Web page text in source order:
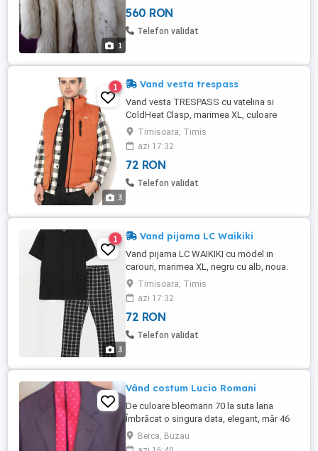
1
560 RON
Telefon validat
3
1 Vand vesta trespass
Vand vesta TRESPASS cu vatelina si
ColdHeat Clasp, marimea XL, culoare
portocaliu stins, nou-nouta. Pret 72 ron,
negociabil. Tel. , Marius Timisoara.
Timisoara, Timis
azi 17:32
72 RON
Telefon validat
3
1 Vand pijama LC Waikiki
Vand pijama LC WAIKIKI cu model in
carouri, marimea XL, negru cu alb, noua.
Pret 72 ron, negociabil. Tel. , Marius
Timisoara.
Timisoara, Timis
azi 17:32
72 RON
Telefon validat
Vând costum Lucio Romani
De culoare bleomarin 70 la suta lana
Îmbrăcat o singura data, elegant, măr 46
Berca, Buzau